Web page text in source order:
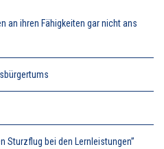
an ihren Fähigkeiten gar nicht ans
Sturzflug bei den Lernleistungen”